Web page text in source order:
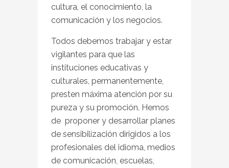
cultura, el conocimiento, la
comunicación y los negocios.
Todos debemos trabajar y estar
vigilantes para que las
instituciones educativas y
culturales, permanentemente,
presten máxima atención por su
pureza y su promoción. Hemos
de proponer y desarrollar planes
de sensibilización dirigidos a los
profesionales del idioma, medios
de comunicación, escuelas,